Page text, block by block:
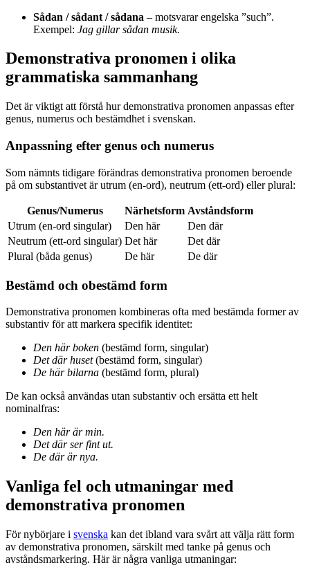
Sådan / sådant / sådana – motsvarar engelska ”such”.
Exempel: Jag gillar sådan musik.
Demonstrativa pronomen i olika
grammatiska sammanhang
Det är viktigt att förstå hur demonstrativa pronomen anpassas efter
genus, numerus och bestämdhet i svenskan.
Anpassning efter genus och numerus
Som nämnts tidigare förändras demonstrativa pronomen beroende
på om substantivet är utrum (en-ord), neutrum (ett-ord) eller plural:
Genus/Numerus Närhetsform Avståndsform
Utrum (en-ord singular)
Den här
Den där
Neutrum (ett-ord singular) Det här
Det där
Plural (båda genus)
De här De där
Bestämd och obestämd form
Demonstrativa pronomen kombineras ofta med bestämda former av
substantiv för att markera specifik identitet:
Den här boken (bestämd form, singular)
Det där huset(bestämd form, singular)
De här bilarna (bestämd form, plural)
De kan också användas utan substantiv och ersätta ett helt
nominalfras:
Den här är min.
Det där ser fint ut.
De där är nya.
Vanliga fel och utmaningar med
demonstrativa pronomen
För nybörjare i svenska kan det ibland vara svårt att välja rätt form
av demonstrativa pronomen, särskilt med tanke på genus och
avståndsmarkering. Här är några vanliga utmaningar: